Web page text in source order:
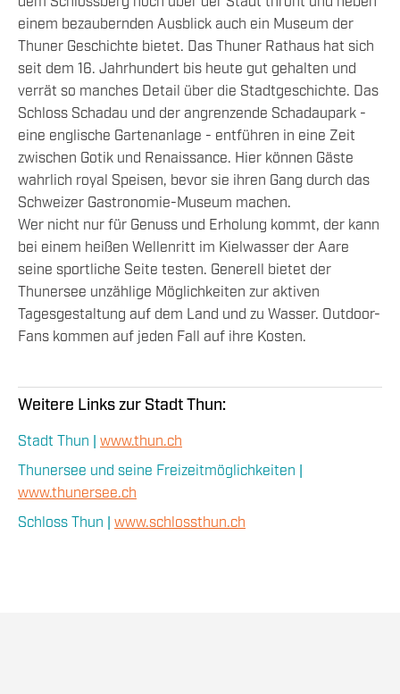
einem bezaubernden Ausblick auch ein Museum der
Thuner Geschichte bietet. Das Thuner Rathaus hat sich
seit dem 16. Jahrhundert bis heute gut gehalten und
verrät so manches Detail über die Stadtgeschichte. Das
Schloss Schadau und der angrenzende Schadaupark -
eine englische Gartenanlage - entführen in eine Zeit
zwischen Gotik und Renaissance. Hier können Gäste
wahrlich royal Speisen, bevor sie ihren Gang durch das
Schweizer Gastronomie-Museum machen.
​Wer nicht nur für Genuss und Erholung kommt, der kann
bei einem heißen Wellenritt im Kielwasser der Aare
seine sportliche Seite testen. Generell bietet der
Thunersee unzählige Möglichkeiten zur aktiven
Tagesgestaltung auf dem Land und zu Wasser. Outdoor-
Fans kommen auf jeden Fall auf ihre Kosten.
Weitere Links zur Stadt Thun:
Stadt Thun | www.thun.ch
Thunersee und seine Freizeitmöglichkeiten |
www.thunersee.ch
Schloss Thun | www.schlossthun.ch